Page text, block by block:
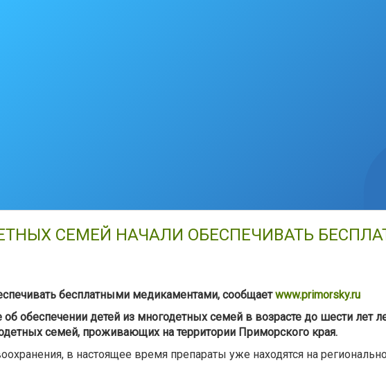
СЕМЕЙ НАЧАЛИ ОБЕСПЕЧИВАТЬ
бесплатными медикаментами, сообщаетwww.primorsky.ru
об обеспечении детей из многодетных семей в возрасте до шести лет
семей, проживающих на территории Приморского края.
в настоящее время препараты уже находятся на